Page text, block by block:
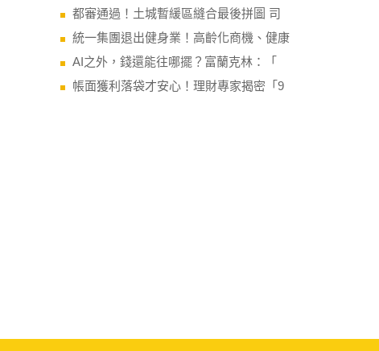
都審通過！土城暫緩區縫合最後拼圖 司
統一集團退出健身業！高齡化商機、健康
AI之外，錢還能往哪擺？富蘭克林：「
帳面獲利落袋才安心！理財專家揭密「9